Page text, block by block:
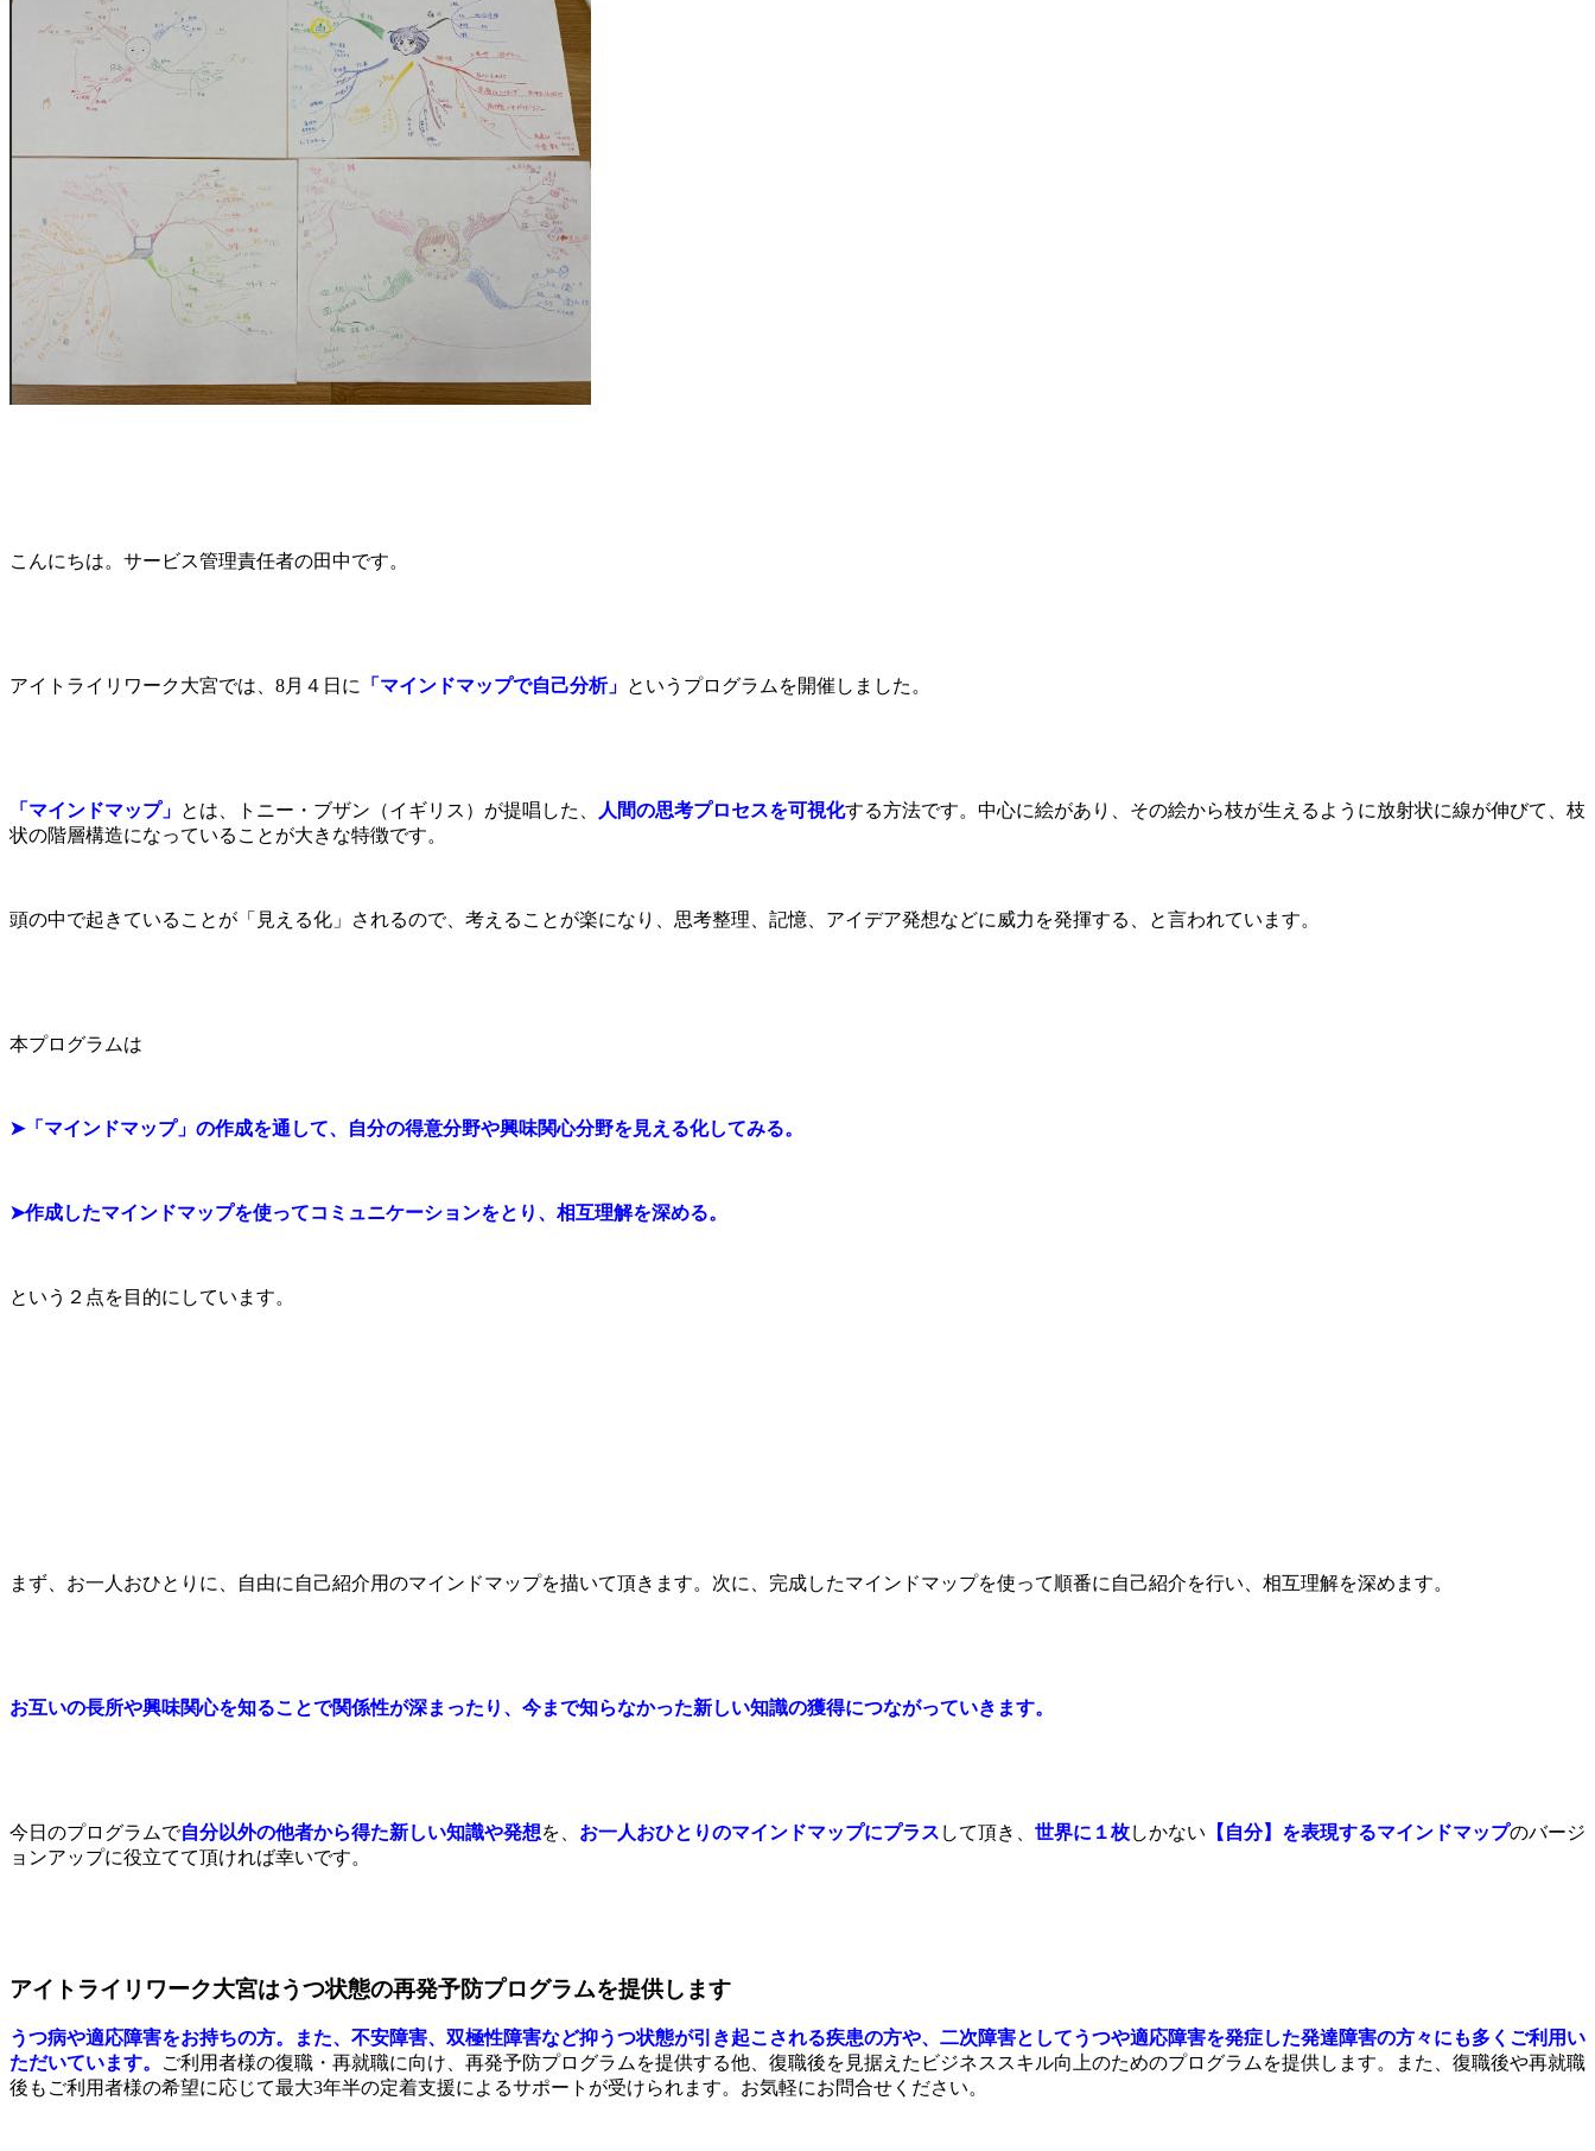
こんにちは。サービス管理責任者の田中です。
アイトライリワーク大宮では、8月４日に 「マインドマップで自己分析」 というプログラムを開催しました。
「マインドマップ」 とは、トニー・ブザン（イギリス）が提唱した、 人間の思考プロセスを可視化する方法です。中心に絵があり、その絵から枝が生えるように放射状に線が伸びて、枝
状の階層構造になっていることが大きな特徴です。
頭の中で起きていることが「見える化」されるので、考えることが楽になり、思考整理、記憶、アイデア発想などに威力を発揮する、と言われています。
本プログラムは
➤「マインドマップ」の作成を通して、自分の得意分野や興味関心分野を見える化してみる。
➤作成したマインドマップを使ってコミュニケーションをとり、相互理解を深める。
という２点を目的にしています。
まず、お一人おひとりに、自由に自己紹介用のマインドマップを描いて頂きます。次に、完成したマインドマップを使って順番に自己紹介を行い、相互理解を深めます。
お互いの長所や興味関心を知ることで関係性が深まったり、今まで知らなかった新しい知識の獲得につながっていきます。
今日のプログラムで自分以外の他者から得た新しい知識や発想を、 お一人おひとりのマインドマップにプラス して頂き、 世界に１枚しかない 【自分】を表現するマインドマップのバージ
ョンアップに役立てて頂ければ幸いです。
アイトライリワーク大宮はうつ状態の再発予防プログラムを提供します
うつ病や適応障害をお持ちの方。また、不安障害、双極性障害など抑うつ状態が引き起こされる疾患の方や、二次障害としてうつや適応障害を発症した発達障害の方々にも多くご利用い
ただいています。
ご利用者様の復職・再就職に向け、 再発予防プログラムを提供する他、復職後を見据えたビジネススキル向上のためのプログラムを提供します。また、復職後や再就職
後もご利用者様の希望に応じて最大3年半の定着支援によるサポートが受けられます。お気軽にお問合せください。